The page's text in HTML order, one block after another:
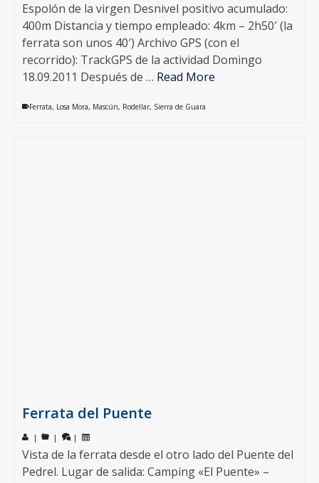
Espolón de la virgen Desnivel positivo acumulado:
400m Distancia y tiempo empleado: 4km – 2h50′ (la
ferrata son unos 40′) Archivo GPS (con el
recorrido): TrackGPS de la actividad Domingo
18.09.2011 Después de … Read More
Ferrata, Losa Mora, Mascún, Rodellar, Sierra de Guara
Ferrata del Puente
| | |
Vista de la ferrata desde el otro lado del Puente del
Pedrel. Lugar de salida: Camping «El Puente» –